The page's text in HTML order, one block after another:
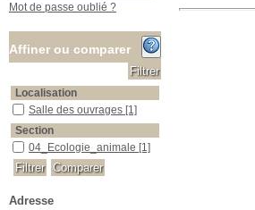
Mot de passe oublié ?
Affiner ou comparer
Localisation
Salle des ouvrages
Salle des ouvrages [1]
Section
04_Ecologie_animale
04_Ecologie_animale [1]
Adresse